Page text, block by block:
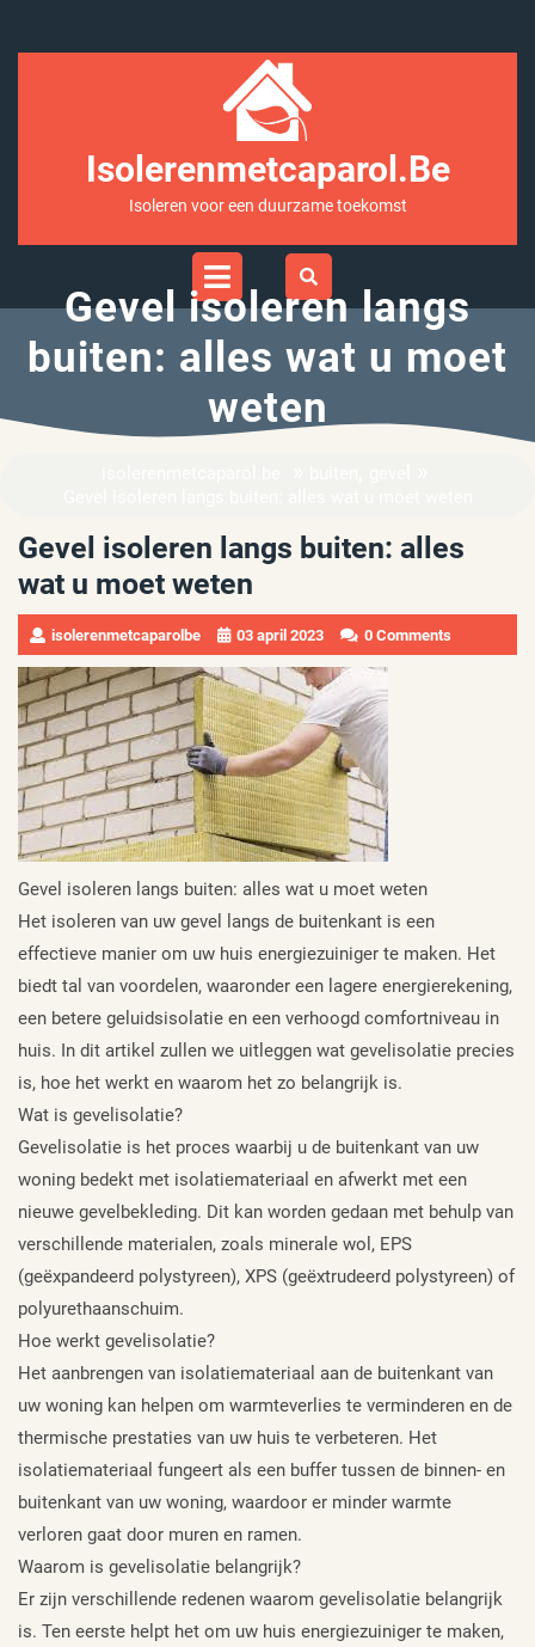
Isolerenmetcaparol.be
Isoleren voor een duurzame toekomst
Open
Gevel isoleren langs
buiten: alles wat u moet
weten
Gevel isoleren langs buiten: alles
wat u moet weten
isolerenmetcaparolbe 03 april 2023 0 Comments
Gevel isoleren langs buiten: alles wat u moet weten
Het isoleren van uw gevel langs de buitenkant is een
effectieve manier om uw huis energiezuiniger te maken. Het
biedt tal van voordelen, waaronder een lagere energierekening,
een betere geluidsisolatie en een verhoogd comfortniveau in
huis. In dit artikel zullen we uitleggen wat gevelisolatie precies
is, hoe het werkt en waarom het zo belangrijk is.
Wat is gevelisolatie?
Gevelisolatie is het proces waarbij u de buitenkant van uw
woning bedekt met isolatiemateriaal en afwerkt met een
nieuwe gevelbekleding. Dit kan worden gedaan met behulp van
verschillende materialen, zoals minerale wol, EPS
(geëxpandeerd polystyreen), XPS (geëxtrudeerd polystyreen) of
polyurethaanschuim.
Hoe werkt gevelisolatie?
Het aanbrengen van isolatiemateriaal aan de buitenkant van
uw woning kan helpen om warmteverlies te verminderen en de
thermische prestaties van uw huis te verbeteren. Het
isolatiemateriaal fungeert als een buffer tussen de binnen- en
buitenkant van uw woning, waardoor er minder warmte
verloren gaat door muren en ramen.
Waarom is gevelisolatie belangrijk?
Er zijn verschillende redenen waarom gevelisolatie belangrijk
is. Ten eerste helpt het om uw huis energiezuiniger te maken,